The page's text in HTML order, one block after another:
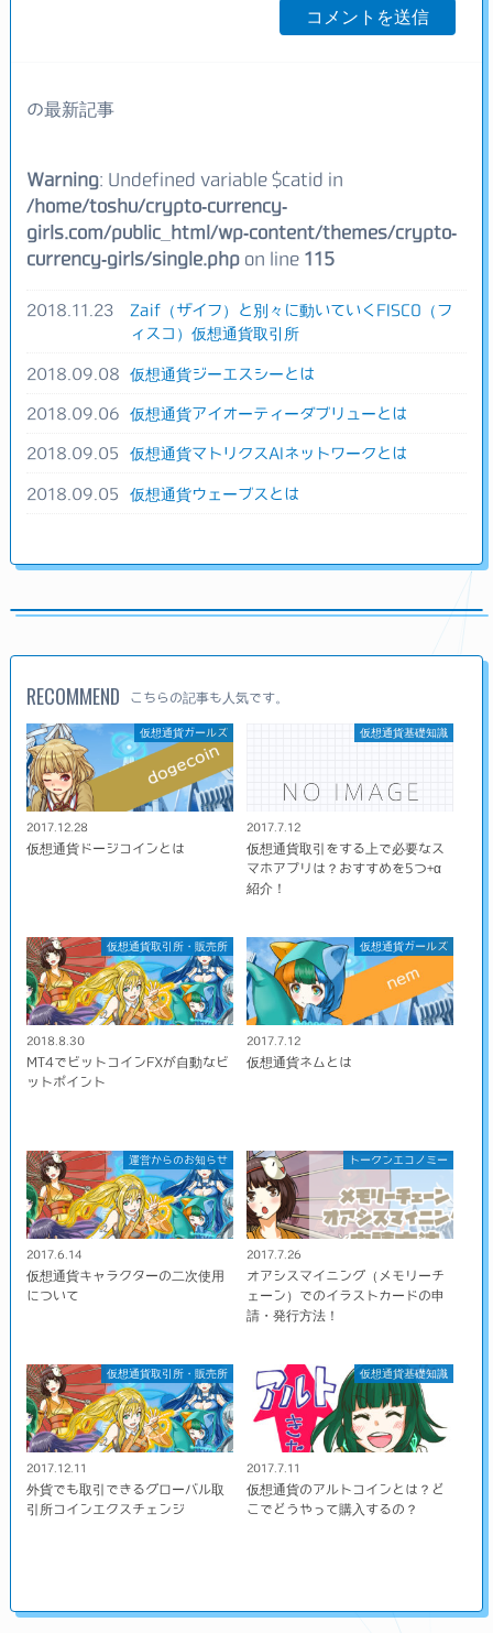
の最新記事
Warning: Undefined variable $catid in
/home/toshu/crypto-currency-
girls.com/public_html/wp-content/themes/crypto-
currency-girls/single.php on line 115
2018.11.23
Zaif（ザイフ）と別々に動いていくFISCO（フ
ィスコ）仮想通貨取引所
2018.09.08 仮想通貨ジーエスシーとは
2018.09.06 仮想通貨アイオーティーダブリューとは
2018.09.05 仮想通貨マトリクスAIネットワークとは
2018.09.05 仮想通貨ウェーブスとは
RECOMMEND こちらの記事も人気です。
仮想通貨ガールズ
2017.12.28
仮想通貨ドージコインとは
仮想通貨基礎知識
2017.7.12
仮想通貨取引をする上で必要なス
マホアプリは？おすすめを5つ+α
紹介！
仮想通貨取引所・販売所
2018.8.30
MT4でビットコインFXが自動なビ
ットポイント
仮想通貨ガールズ
2017.7.12
仮想通貨ネムとは
運営からのお知らせ
2017.6.14
仮想通貨キャラクターの二次使用
について
トークンエコノミー
2017.7.26
オアシスマイニング（メモリーチ
ェーン）でのイラストカードの申
請・発行方法！
仮想通貨取引所・販売所
2017.12.11
外貨でも取引できるグローバル取
引所コインエクスチェンジ
仮想通貨基礎知識
2017.7.11
仮想通貨のアルトコインとは？ど
こでどうやって購入するの？